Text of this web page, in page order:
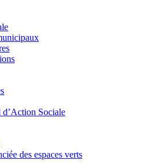
Sociale
des espaces verts